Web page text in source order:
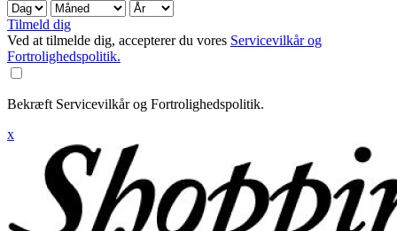
Tilmeld dig
Ved at tilmelde dig, accepterer du vores Servicevilkår og
Fortrolighedspolitik.
Bekræft Servicevilkår og Fortrolighedspolitik.
x